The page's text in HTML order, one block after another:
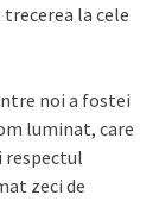
la cele
noi a fostei
luminat, care
respectul
zeci de